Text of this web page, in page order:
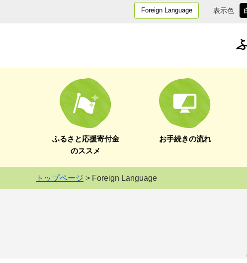
Foreign Language 表示色
ふるさと応援寄付金
のススメ
お手続きの流れ
トップページ > Foreign Language